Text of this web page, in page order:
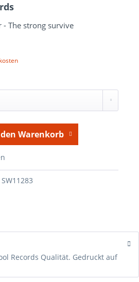
- The strong survive
Warenkorb
SW11283
Records Qualität. Gedruckt auf